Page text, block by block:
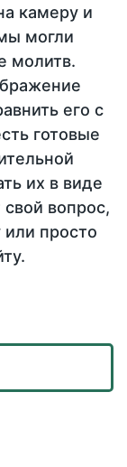
камеру и
могли
молитв.
его с
готовые
их в виде
вопрос,
просто